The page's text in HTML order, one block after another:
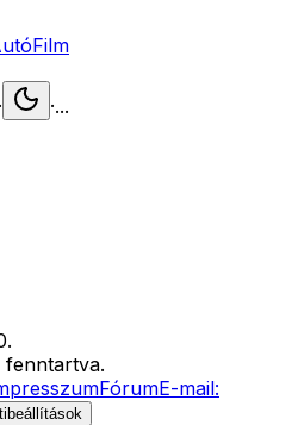
Film
· ·...
fenntartva.
FórumE-mail: